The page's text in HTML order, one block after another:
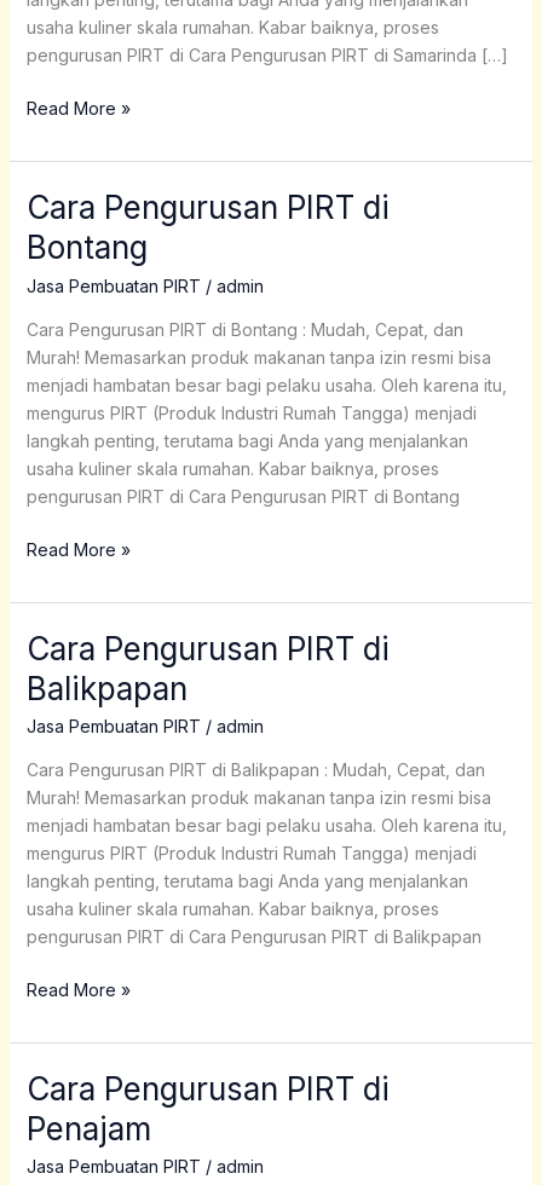
usaha kuliner skala rumahan. Kabar baiknya, proses
pengurusan PIRT di Cara Pengurusan PIRT di Samarinda […]
Read More »
Cara Pengurusan PIRT di
Bontang
Jasa Pembuatan PIRT / admin
Cara Pengurusan PIRT di Bontang : Mudah, Cepat, dan
Murah! Memasarkan produk makanan tanpa izin resmi bisa
menjadi hambatan besar bagi pelaku usaha. Oleh karena itu,
mengurus PIRT (Produk Industri Rumah Tangga) menjadi
langkah penting, terutama bagi Anda yang menjalankan
usaha kuliner skala rumahan. Kabar baiknya, proses
pengurusan PIRT di Cara Pengurusan PIRT di Bontang
Cara
PIRT
di
Read More »
Cara Pengurusan PIRT di
Balikpapan
Jasa Pembuatan PIRT / admin
Cara Pengurusan PIRT di Balikpapan : Mudah, Cepat, dan
Murah! Memasarkan produk makanan tanpa izin resmi bisa
menjadi hambatan besar bagi pelaku usaha. Oleh karena itu,
mengurus PIRT (Produk Industri Rumah Tangga) menjadi
langkah penting, terutama bagi Anda yang menjalankan
usaha kuliner skala rumahan. Kabar baiknya, proses
pengurusan PIRT di Cara Pengurusan PIRT di Balikpapan
Cara
PIRT
di
Read More »
Cara Pengurusan PIRT di
Penajam
Jasa Pembuatan PIRT / admin
Cara
PIRT
di